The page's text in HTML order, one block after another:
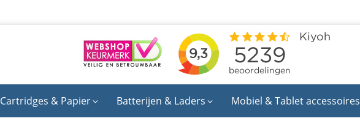
Cartridges & Papier Batterijen & Laders Mobiel & Tablet accessoires